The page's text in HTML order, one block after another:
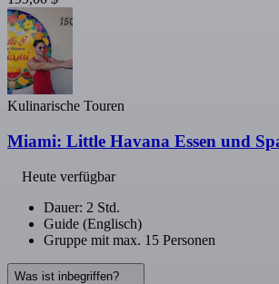
Kulinarische Touren
Miami: Little Havana Essen und
Heute verfügbar
Dauer: 2 Std.
Guide (Englisch)
Gruppe mit max. 15 Personen
Was ist inbegriffen?